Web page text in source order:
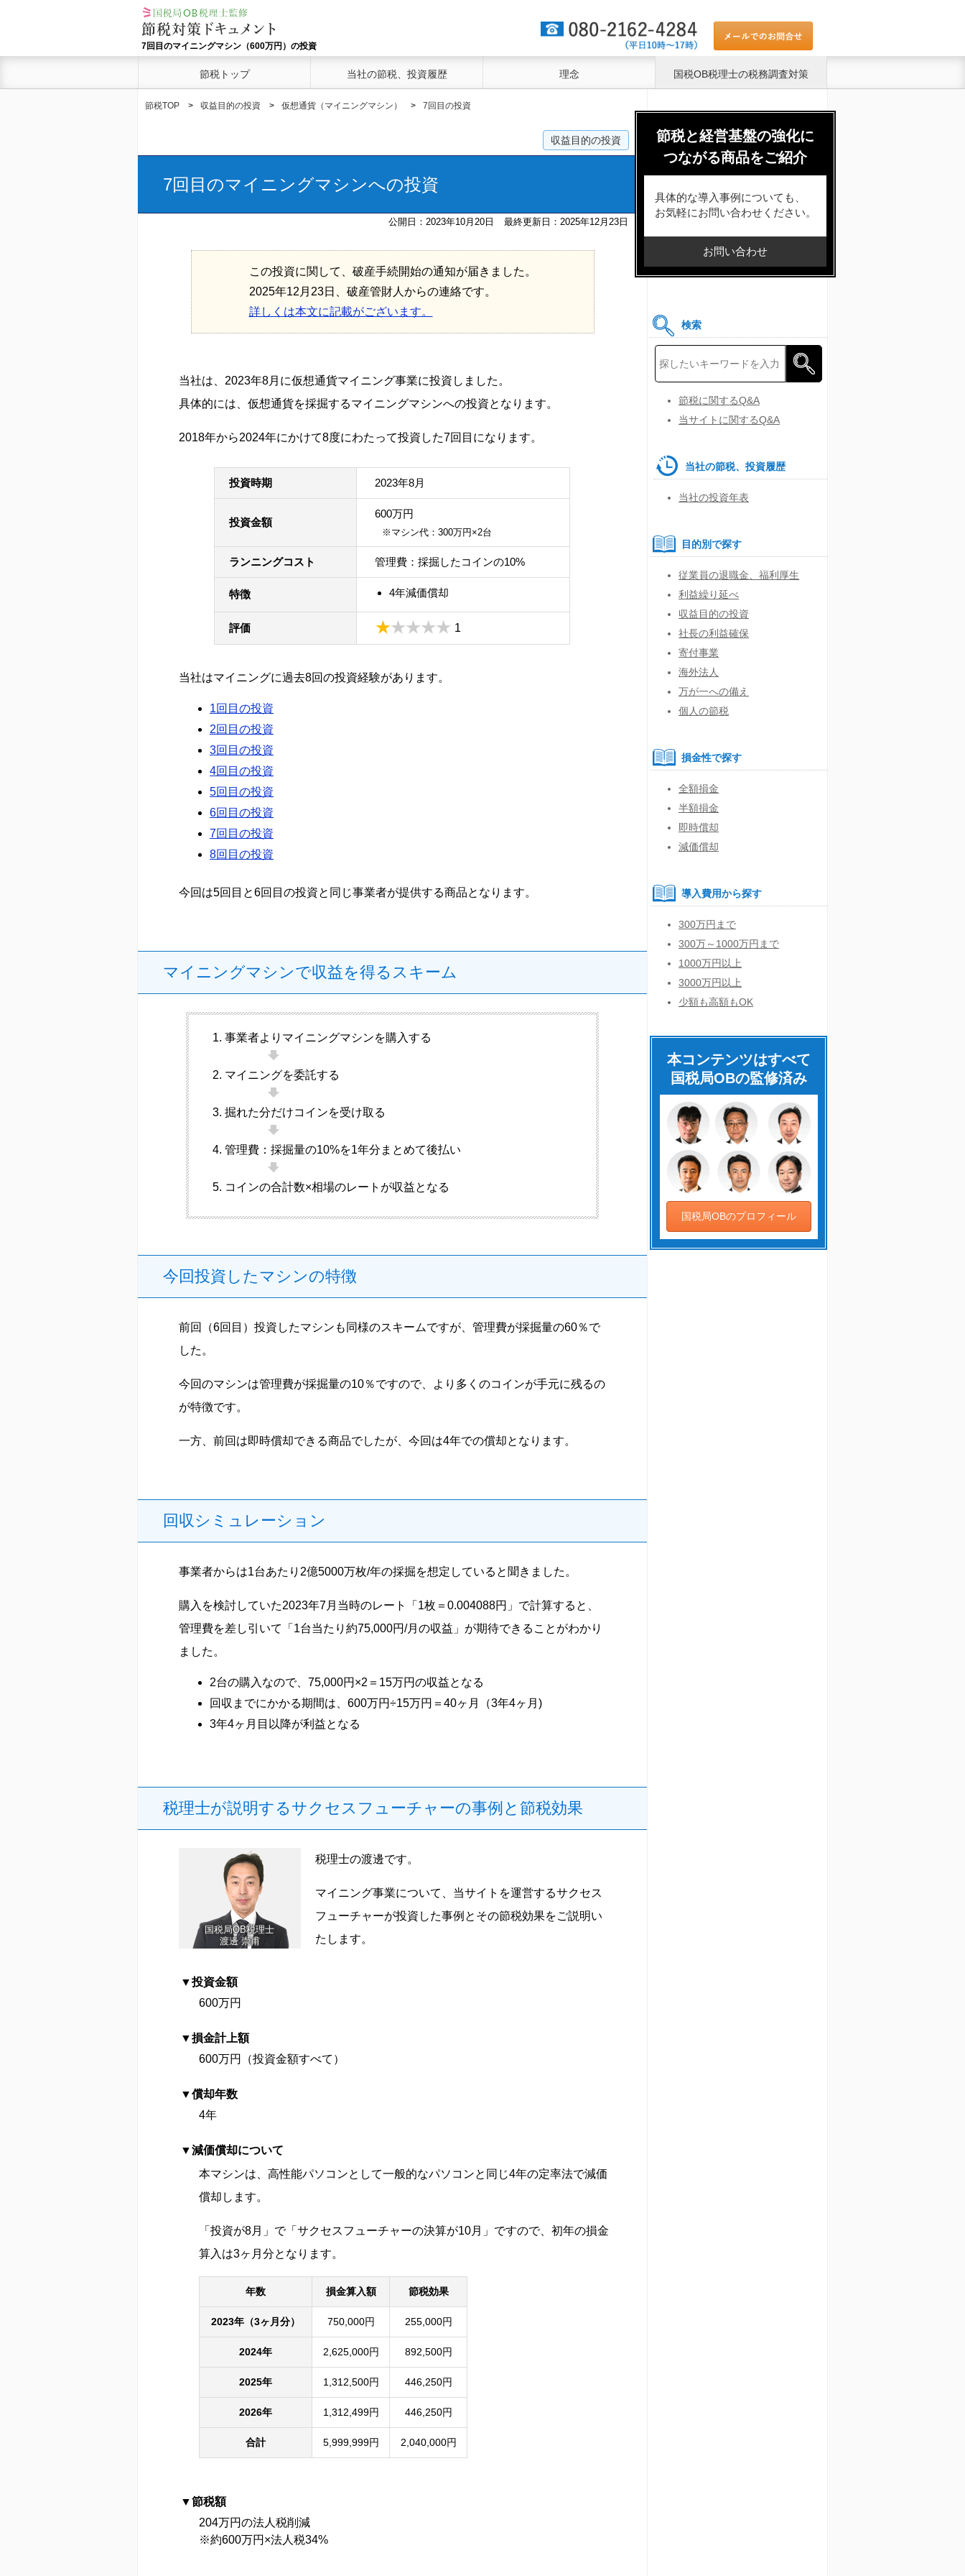
7回目のマイニングマシン（600万円）の投資
節税トップ 当社の節税、投資履歴 理念 国税OB税理士の税務調査対策
節税TOP 収益目的の投資 仮想通貨（マイニングマシン） 7回目の投資
収益目的の投資
7回目のマイニングマシンへの投資
公開日：2023年10月20日 最終更新日：2025年12月23日
この投資に関して、破産手続開始の通知が届きました。
2025年12月23日、破産管財人からの連絡です。
詳しくは本文に記載がございます。
当社は、2023年8月に仮想通貨マイニング事業に投資しました。
具体的には、仮想通貨を採掘するマイニングマシンへの投資となります。
2018年から2024年にかけて8度にわたって投資した7回目になります。
投資時期 2023年8月
投資金額
600万円
※マシン代：300万円×2台
ランニングコスト 管理費：採掘したコインの10%
特徴 4年減価償却
評価 1
当社はマイニングに過去8回の投資経験があります。
1回目の投資
2回目の投資
3回目の投資
4回目の投資
5回目の投資
6回目の投資
7回目の投資
8回目の投資
今回は5回目と6回目の投資と同じ事業者が提供する商品となります。
マイニングマシンで収益を得るスキーム
事業者よりマイニングマシンを購入する
マイニングを委託する
掘れた分だけコインを受け取る
管理費：採掘量の10%を1年分まとめて後払い
コインの合計数×相場のレートが収益となる
今回投資したマシンの特徴
前回（6回目）投資したマシンも同様のスキームですが、管理費が採掘量の60％で
した。
今回のマシンは管理費が採掘量の10％ですので、より多くのコインが手元に残るの
が特徴です。
一方、前回は即時償却できる商品でしたが、今回は4年での償却となります。
回収シミュレーション
事業者からは1台あたり2億5000万枚/年の採掘を想定していると聞きました。
購入を検討していた2023年7月当時のレート「1枚＝0.004088円」で計算すると、
管理費を差し引いて「1台当たり約75,000円/月の収益」が期待できることがわかり
ました。
2台の購入なので、75,000円×2＝15万円の収益となる
回収までにかかる期間は、600万円÷15万円＝40ヶ月（3年4ヶ月)
3年4ヶ月目以降が利益となる
税理士が説明するサクセスフューチャーの事例と節税効果
国税局OB税理士
渡邊 崇甫
税理士の渡邊です。
マイニング事業について、当サイトを運営するサクセス
フューチャーが投資した事例とその節税効果をご説明い
たします。
投資金額
600万円
損金計上額
600万円（投資金額すべて）
償却年数
4年
減価償却について
本マシンは、高性能パソコンとして一般的なパソコンと同じ4年の定率法で減価
償却します。
「投資が8月」で「サクセスフューチャーの決算が10月」ですので、初年の損金
算入は3ヶ月分となります。
年数 損金算入額 節税効果
2023年（3ヶ月分） 750,000円 255,000円
2024年 2,625,000円 892,500円
2025年 1,312,500円 446,250円
2026年 1,312,499円 446,250円
合計 5,999,999円 2,040,000円
節税額
204万円の法人税削減
※約600万円×法人税34%
節税と経営基盤の強化に
つながる商品をご紹介
具体的な導入事例についても、
お気軽にお問い合わせください。
お問い合わせ
検索
節税に関するQ&A
当サイトに関するQ&A
当社の節税、投資履歴
当社の投資年表
目的別で探す
従業員の退職金、福利厚生
利益繰り延べ
収益目的の投資
社長の利益確保
寄付事業
海外法人
万が一への備え
個人の節税
損金性で探す
全額損金
半額損金
即時償却
減価償却
導入費用から探す
300万円まで
300万～1000万円まで
1000万円以上
3000万円以上
少額も高額もOK
本コンテンツはすべて
国税局OBの監修済み
国税局OBのプロフィール